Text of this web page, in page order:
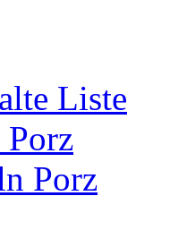
Liste
Porz